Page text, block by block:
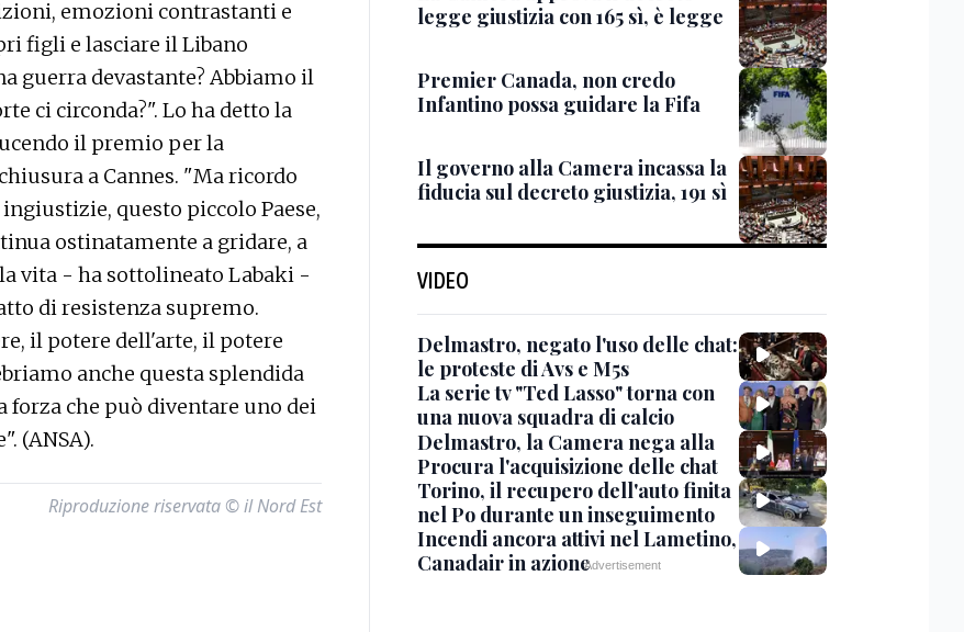
emozioni contrastanti e
figli e lasciare il Libano
guerra devastante? Abbiamo il
ci circonda?". Lo ha detto la
il premio per la
a Cannes. "Ma ricordo
questo piccolo Paese,
ostinatamente a gridare, a
vita - ha sottolineato Labaki -
di resistenza supremo.
il potere dell'arte, il potere
anche questa splendida
forza che può diventare uno dei
(ANSA).
Riproduzione riservata © il Nord Est
legge giustizia con 165 sì, è legge
Premier Canada, non credo
Infantino possa guidare la Fifa
Il governo alla Camera incassa la
fiducia sul decreto giustizia, 191 sì
VIDEO
Delmastro, negato l'uso delle chat:
le proteste di Avs e M5s
La serie tv "Ted Lasso" torna con
una nuova squadra di calcio
Delmastro, la Camera nega alla
Procura l'acquisizione delle chat
Torino, il recupero dell'auto finita
nel Po durante un inseguimento
Incendi ancora attivi nel Lametino,
Canadair in azione